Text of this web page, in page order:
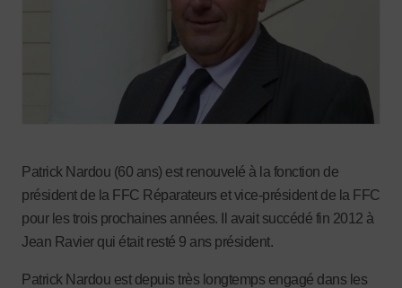
Patrick Nardou (60 ans) est renouvelé à la fonction de
président de la FFC Réparateurs et vice-président de la FFC
pour les trois prochaines années. Il avait succédé fin 2012 à
Jean Ravier qui était resté 9 ans président.
Patrick Nardou est depuis très longtemps engagé dans les